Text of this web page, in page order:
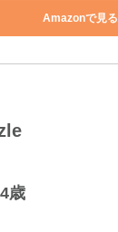
Amazonで見る
歳